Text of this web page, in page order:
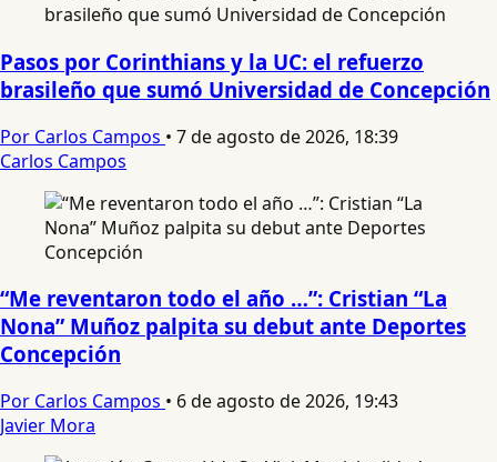
Pasos por Corinthians y la UC: el refuerzo
brasileño que sumó Universidad de Concepción
Por Carlos Campos • 7 de agosto de 2026, 18:39
Carlos Campos
“Me reventaron todo el año …”: Cristian “La
Nona” Muñoz palpita su debut ante Deportes
Concepción
Por Carlos Campos • 6 de agosto de 2026, 19:43
Javier Mora